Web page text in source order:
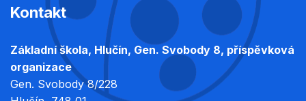
Kontakt
Základní škola, Hlučín, Gen. Svobody 8, příspěvková
organizace
Gen. Svobody 8/228